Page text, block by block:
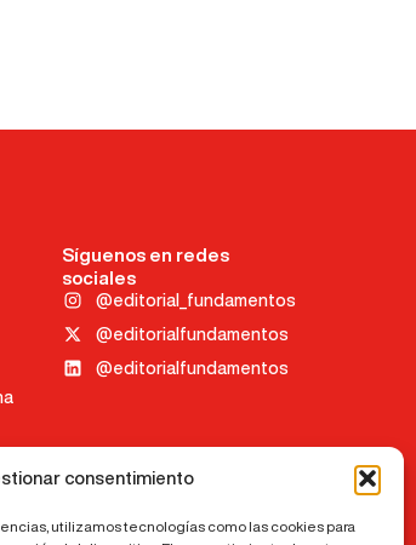
consentimiento
utilizamos tecnologías como las cookies para
Síguenos en redes
sociales
@editorial_fundamentos
@editorialfundamentos
@editorialfundamentos